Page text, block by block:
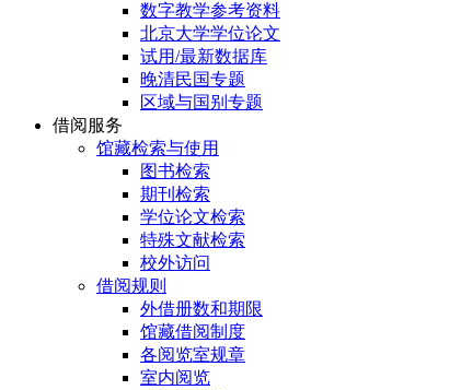
数字教学参考资料
北京大学学位论文
试用/最新数据库
晚清民国专题
区域与国别专题
借阅服务
馆藏检索与使用
图书检索
期刊检索
学位论文检索
特殊文献检索
校外访问
借阅规则
外借册数和期限
馆藏借阅制度
各阅览室规章
室内阅览